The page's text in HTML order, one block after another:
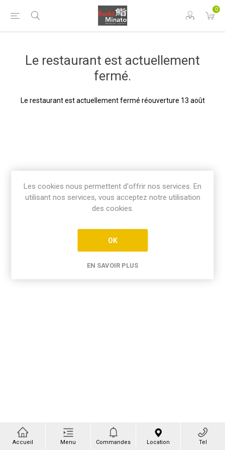
0
Le restaurant est actuellement
fermé.
Le restaurant est actuellement fermé réouverture 13 août
Accueil Menu Commandes Location Tel
Les cookies nous permettent d'offrir nos services. En
utilisant nos services, vous acceptez notre utilisation
des cookies.
OK
EN SAVOIR PLUS